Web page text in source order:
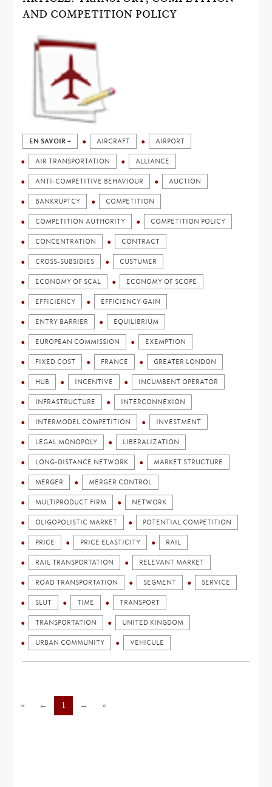
AND COMPETITION POLICY
EN SAVOIR + AIRCRAFT AIRPORT
AIR TRANSPORTATION ALLIANCE
ANTI-COMPETITIVE BEHAVIOUR AUCTION
BANKRUPTCY COMPETITION
COMPETITION AUTHORITY COMPETITION POLICY
CONCENTRATION CONTRACT
CROSS-SUBSIDIES CUSTUMER
ECONOMY OF SCAL ECONOMY OF SCOPE
EFFICIENCY EFFICIENCY GAIN
ENTRY BARRIER EQUILIBRIUM
EUROPEAN COMMISSION EXEMPTION
FIXED COST FRANCE GREATER LONDON
HUB INCENTIVE INCUMBENT OPERATOR
INFRASTRUCTURE INTERCONNEXION
INTERMODEL COMPETITION INVESTMENT
LEGAL MONOPOLY LIBERALIZATION
LONG-DISTANCE NETWORK MARKET STRUCTURE
MERGER MERGER CONTROL
MULTIPRODUCT FIRM NETWORK
OLIGOPOLISTIC MARKET POTENTIAL COMPETITION
PRICE PRICE ELASTICITY RAIL
RAIL TRANSPORTATION RELEVANT MARKET
ROAD TRANSPORTATION SEGMENT SERVICE
SLUT TIME TRANSPORT
TRANSPORTATION UNITED KINGDOM
URBAN COMMUNITY VEHICULE
« ← 1 → »